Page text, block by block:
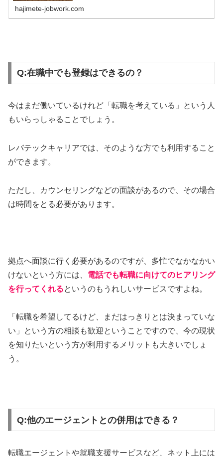
めてみました。これから登録しようと思ってる方もぜひお
hajimete-jobwork.com
Q:在職中でも登録はできるの？
今はまだ働いているけれど「転職を考えている」という人
もいらっしゃることでしょう。
レバテックキャリアでは、そのような方でも利用すること
ができます。
ただし、カウンセリングなどの面談があるので、その場合
は時間をとる必要があります。
拠点へ面談に行く必要があるのですが、多忙でなかなかい
けないという方には、 電話でも転職に向けてのヒアリング
を行ってくれるというのもうれしいサービスですよね。
「転職を希望してるけど、まだはっきりとは決まっていな
い」という方の相談も歓迎ということですので、今の現状
を知りたいという方が利用するメリットも大きいでしょ
う。
Q:他のエージェントとの併用はできる？
転職エージェントや就職支援サービスなど、ネット上には